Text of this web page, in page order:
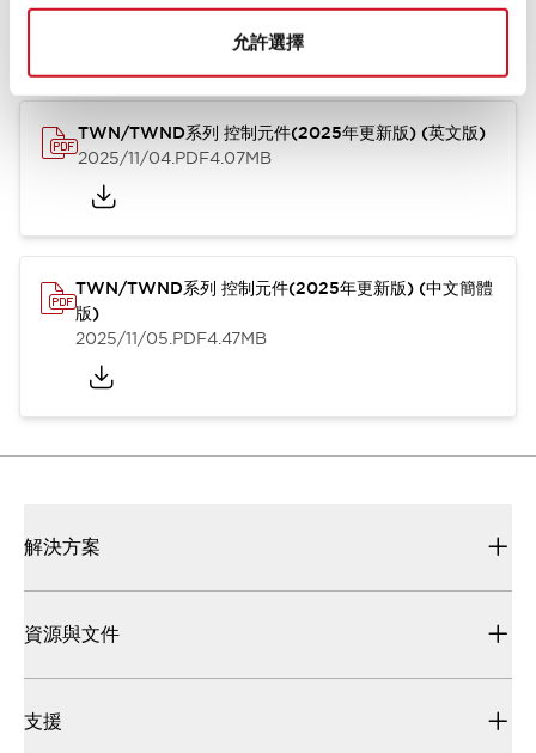
允許選擇
認證與標準
TWN/TWND系列 控制元件(2025年更新版) (英文版)
2025/11/04.PDF4.07MB
TWN/TWND系列 控制元件(2025年更新版) (中文簡體
版)
2025/11/05.PDF4.47MB
解決方案
資源與文件
支援